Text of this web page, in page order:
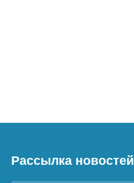
Рассылка новостей